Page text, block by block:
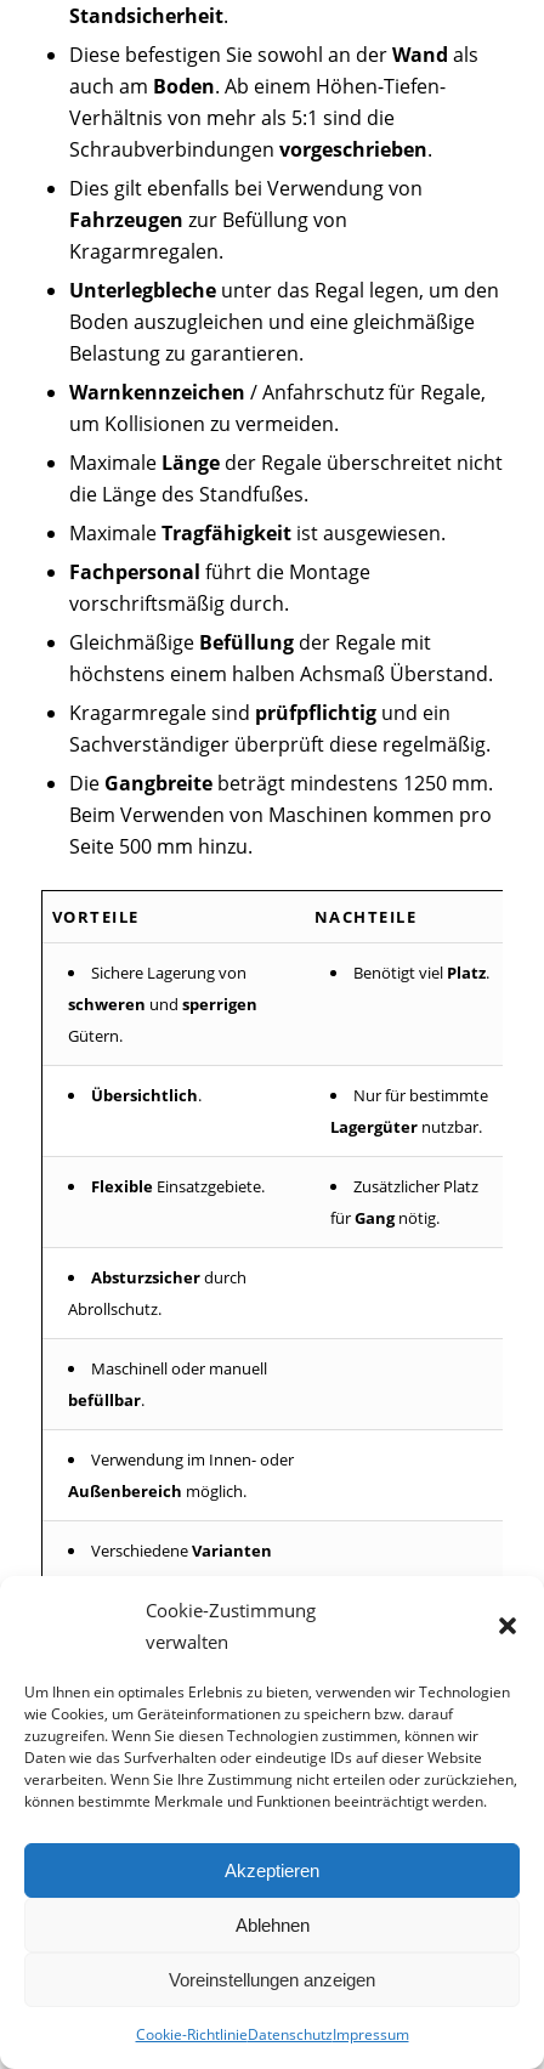
Cookie-Zustimmung
verwalten
Um Ihnen ein optimales Erlebnis zu bieten, verwenden wir Technologien
wie Cookies, um Geräteinformationen zu speichern bzw. darauf
zuzugreifen. Wenn Sie diesen Technologien zustimmen, können wir
Daten wie das Surfverhalten oder eindeutige IDs auf dieser Website
verarbeiten. Wenn Sie Ihre Zustimmung nicht erteilen oder zurückziehen,
können bestimmte Merkmale und Funktionen beeinträchtigt werden.
Akzeptieren
Ablehnen
Voreinstellungen anzeigen
Cookie-RichtlinieDatenschutzImpressum
Standsicherheit.
Diese befestigen Sie sowohl an derWand als
auch am Boden. Ab einem Höhen-Tiefen-
Verhältnis von mehr als 5:1 sind die
Schraubverbindungen vorgeschrieben.
Dies gilt ebenfalls bei Verwendung von
Fahrzeugen zur Befüllung von
Kragarmregalen.
Unterlegblecheunter das Regal legen, um den
Boden auszugleichen und eine gleichmäßige
Belastung zu garantieren.
Warnkennzeichen / Anfahrschutz für Regale,
um Kollisionen zu vermeiden.
Maximale Längeder Regale überschreitet nicht
die Länge des Standfußes.
MaximaleTragfähigkeitist ausgewiesen.
Fachpersonal führt die Montage
vorschriftsmäßig durch.
Gleichmäßige Befüllungder Regale mit
höchstens einem halben Achsmaß Überstand.
Kragarmregale sind prüfpflichtigund ein
Sachverständiger überprüft diese regelmäßig.
Die Gangbreitebeträgt mindestens 1250 mm.
Beim Verwenden von Maschinen kommen pro
Seite 500 mm hinzu.
VORTEILE NACHTEILE
Sichere Lagerung von
schweren und sperrigen
Gütern.
Benötigt viel Platz.
Übersichtlich.
Nur für bestimmte
Lagergüternutzbar.
FlexibleEinsatzgebiete.
Zusätzlicher Platz
fürGangnötig.
Absturzsicherdurch
Abrollschutz.
Maschinell oder manuell
befüllbar.
Verwendung im Innen- oder
Außenbereich möglich.
VerschiedeneVarianten
Stückgut- Durchlaufregal
Durchlaufregaleverwenden Sie vor allem in der
Industrie, Montage und Fertigung. Hier wird die
Ware durch dieoffene Rückwandin
verschiedene Fächer einsortiert. Diese rutscht
über geneigte Fachböden nach vorne zur
. Durch dasFirst-In-First-Out
die als erstes einsortiert wurde. Somit ist sie
schneller für weitere Arbeitsschritte verfügbar.